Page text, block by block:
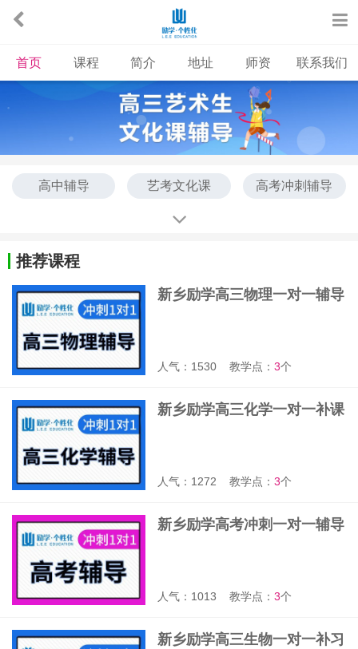
首页 课程 简介 地址 师资 联系我们
高中辅导 艺考文化课 高考冲刺辅导
高考考前集训班
艺术生集训班
推荐课程
新乡励学高三物理一对一辅导
人气：1530 教学点：3个
新乡励学高三化学一对一补课
人气：1272 教学点：3个
新乡励学高考冲刺一对一辅导
人气：1013 教学点：3个
新乡励学高三生物一对一补习